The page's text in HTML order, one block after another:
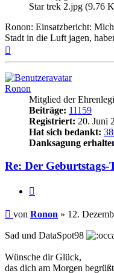
Star trek 2.jpg (9.76
Ronon: Einsatzbericht:
Stadt in die Luft jagen,
Ronon
Mitglied der
Beiträge: 11159
Registriert: 20. Juni
Hat sich bedankt:
Danksagung
Re: Der Geburtstags-
Beitrag
von Ronon » 12.
Sad und DataSpot98
Wünsche dir Glück,
das dich am Morgen